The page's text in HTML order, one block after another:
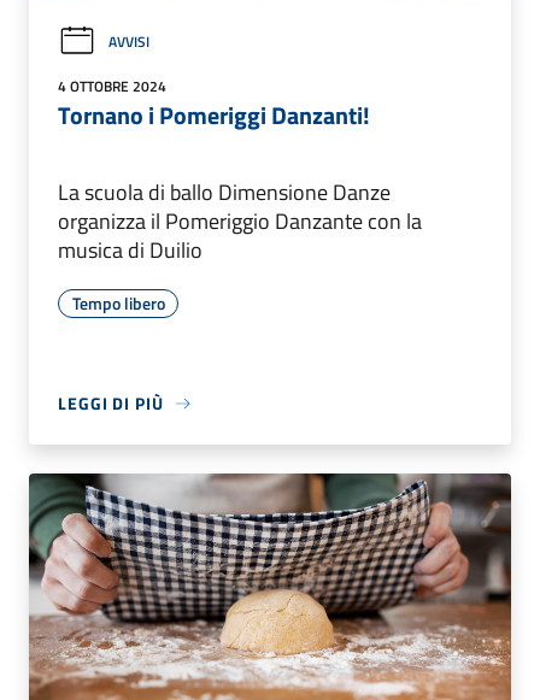
AVVISI
4 OTTOBRE 2024
Tornano i Pomeriggi Danzanti!
La scuola di ballo Dimensione Danze
organizza il Pomeriggio Danzante con la
musica di Duilio
Tempo libero
LEGGI DI PIÙ